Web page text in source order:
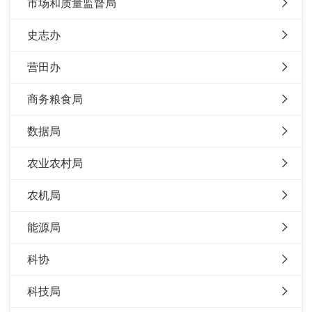
市场和质量监督局
史志办
营田办
商务粮食局
数据局
农业农村局
农机局
能源局
科协
科技局